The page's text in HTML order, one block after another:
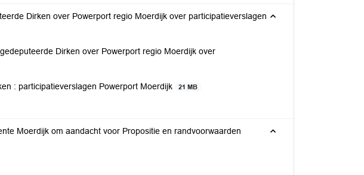
Dirken over Powerport regio Moerdijk over participatieverslagen
Dirken over Powerport regio Moerdijk over
: participatieverslagen Powerport Moerdijk 21 MB
Moerdijk om aandacht voor Propositie en randvoorwaarden